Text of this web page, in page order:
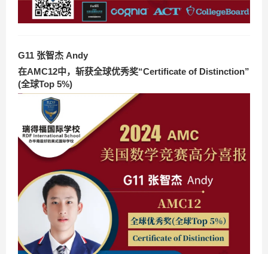
G11 张智杰 Andy
在AMC12中，斩获全球优秀奖“Certificate of Distinction”
(全球Top 5%)